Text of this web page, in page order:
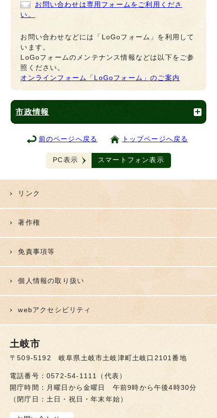
お問い合わせは専用フォームをご利用くださ
い。
お問い合わせなどには「LoGoフォーム」を利用して
います。
LoGoフォームのメンテナンス情報などは以下をご参
照ください。
オンラインフォーム「LoGoフォーム」のご案内
市政情報
前のページへ戻る トップページへ戻る
PC表示 スマートフォン表示
リンク
著作権
免責事項等
個人情報の取り扱い
webアクセシビリティ
土岐市
〒509-5192 岐阜県土岐市土岐津町土岐口2101番地
電話番号：0572-54-1111（代表）
開庁時間：月曜日から金曜日 午前9時から午後4時30分
（閉庁日：土日・祝日・年末年始）